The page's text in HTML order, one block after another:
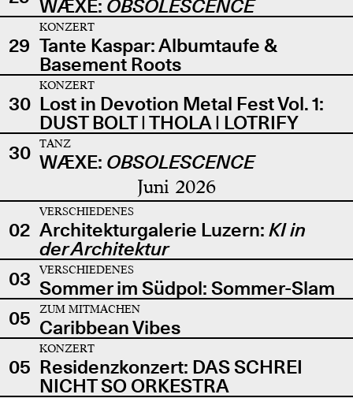
WÆXE: OBSOLESCENCE
29
KONZERT
Tante Kaspar: Albumtaufe &
Basement Roots
30
KONZERT
Lost in Devotion Metal Fest Vol. 1:
DUST BOLT | THOLA | LOTRIFY
30
TANZ
WÆXE: OBSOLESCENCE
Juni 2026
02
VERSCHIEDENES
Architekturgalerie Luzern: KI in
der Architektur
03
VERSCHIEDENES
Sommer im Südpol: Sommer-Slam
05
ZUM MITMACHEN
Caribbean Vibes
05
KONZERT
Residenzkonzert: DAS SCHREI
NICHT SO ORKESTRA